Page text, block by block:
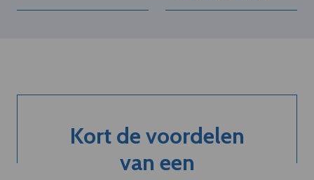
Kort de voordelen
van een